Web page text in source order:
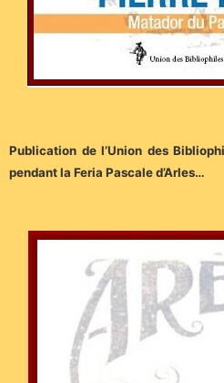
Publication de l’Union des
pendant la Feria Pascale d’Arles…